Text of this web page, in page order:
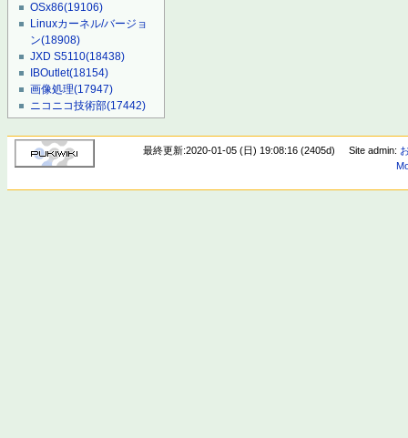
OSx86(19106)
Linuxカーネル/バージョ
ン(18908)
JXD S5110(18438)
IBOutlet(18154)
画像処理(17947)
ニコニコ技術部(17442)
最終更新:2020-01-05 (日) 19:08:16 (2405d) Site admin: